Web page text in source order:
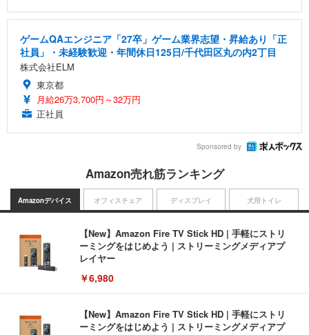
ゲームQAエンジニア「27卒」ゲーム業界志望・昇給あり「正
社員」・未経験歓迎・年間休日125日/千代田区丸の内2丁目
株式会社ELM
東京都
月給26万3,700円～32万円
正社員
Sponsored by
Amazon売れ筋ランキング
Amazonデバイス
【New】Amazon Fire TV Stick HD | 手軽にストリ
ーミングをはじめよう | ストリーミングメディアプ
レイヤー
￥6,980
【New】Amazon Fire TV Stick HD | 手軽にストリ
ーミングをはじめよう | ストリーミングメディアプ
オフィスチェア ディスプレイ 犬用トイレ